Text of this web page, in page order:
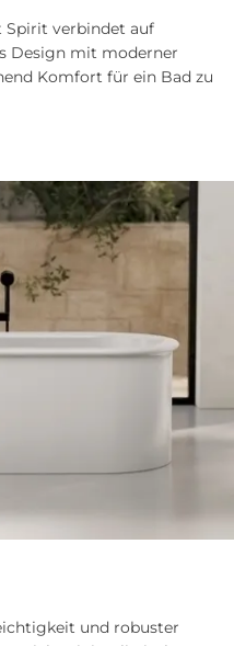
Spirit verbindet auf
Design mit moderner
Komfort für ein Bad zu
und robuster